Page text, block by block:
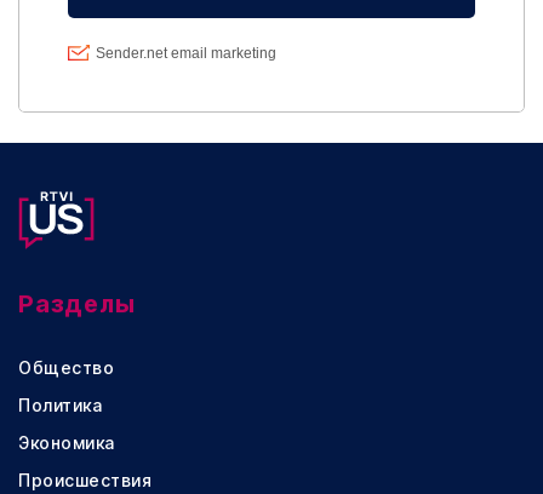
Разделы
Общество
Политика
Экономика
Происшествия